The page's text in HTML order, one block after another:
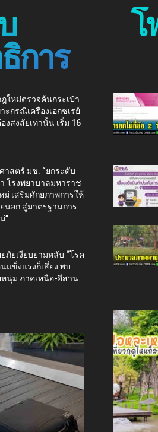
การ
ฎใหม่ตรวจค้นกระเป๋า
ะกรณีเครื่องเอกซเรย์
งสงสัยเท่านั้น เริ่ม 16
สตร์ มช. “ยกระดับ
โรงพยาบาลมหาราช
ม่ เสริมศักยภาพการให้
นอก สู่มาตรฐานการ
”
ยภัยเงียบยามหลับ “โรค
แข็งแรงก็เสี่ยง พบ
นุ่ม ภาคเหนือ-อีสาน
โ